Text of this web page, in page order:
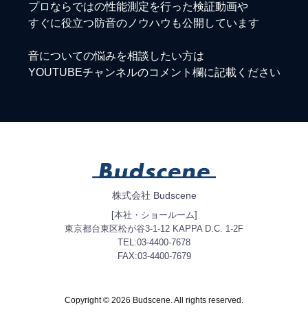
プロならではの性能測定を行った検証動画や
すぐに役立つ防音のノウハウも公開しています
音についての悩みを相談したい方は
YOUTUBEチャンネルのコメント欄に記載ください
株式会社 Budscene
[本社・ショールーム]
東京都台東区松が谷3-1-12 KAPPA D.C. 1-2F
TEL:03-4400-7678
FAX:03-4400-7679
Copyright © 2026 Budscene. All rights reserved.